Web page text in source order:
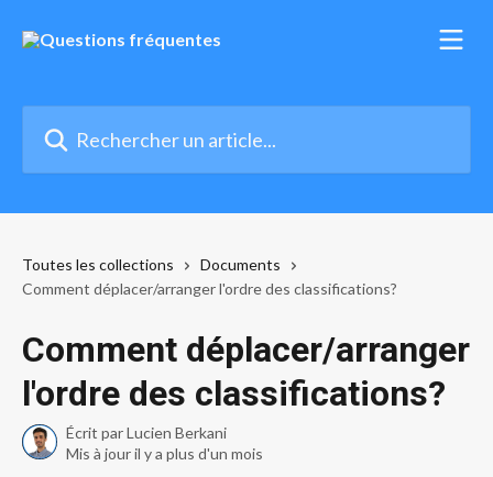
Toutes les collections
Documents
Comment déplacer/arranger l'ordre des classifications?
Comment déplacer/arranger
l'ordre des classifications?
Écrit parLucien Berkani
Mis à jour il y a plus d'un mois